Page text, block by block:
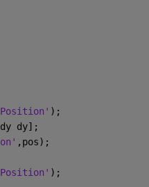
);
dy];
,pos);
);